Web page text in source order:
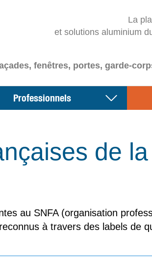
La
et solutions aluminium
fenêtres, portes, garde-
Professionnels
de
au SNFA (organisation
à travers des labels de